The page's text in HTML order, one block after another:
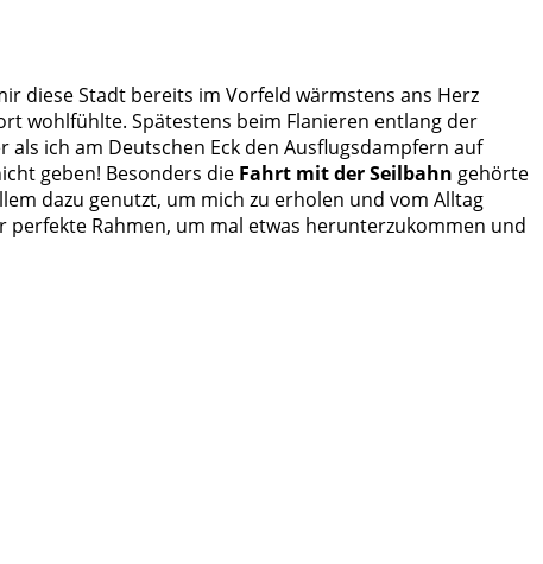
diese Stadt bereits im Vorfeld wärmstens ans Herz
wohlfühlte. Spätestens beim Flanieren entlang der
ich am Deutschen Eck den Ausflugsdampfern auf
geben! Besonders die Fahrt mit der Seilbahn gehörte
dazu genutzt, um mich zu erholen und vom Alltag
Rahmen, um mal etwas herunterzukommen und